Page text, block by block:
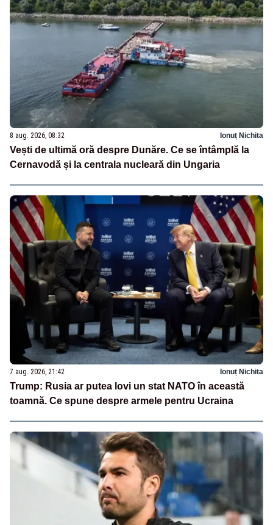
8 aug. 2026, 08:32 Ionuț Nichita
Vești de ultimă oră despre Dunăre. Ce se întâmplă la
Cernavodă și la centrala nucleară din Ungaria
7 aug. 2026, 21:42 Ionuț Nichita
Trump: Rusia ar putea lovi un stat NATO în această
toamnă. Ce spune despre armele pentru Ucraina